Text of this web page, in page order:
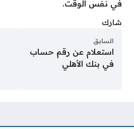
في نفس الوقت.
شارك
السابق
استعلام عن رقم حساب
في بنك الأهلي